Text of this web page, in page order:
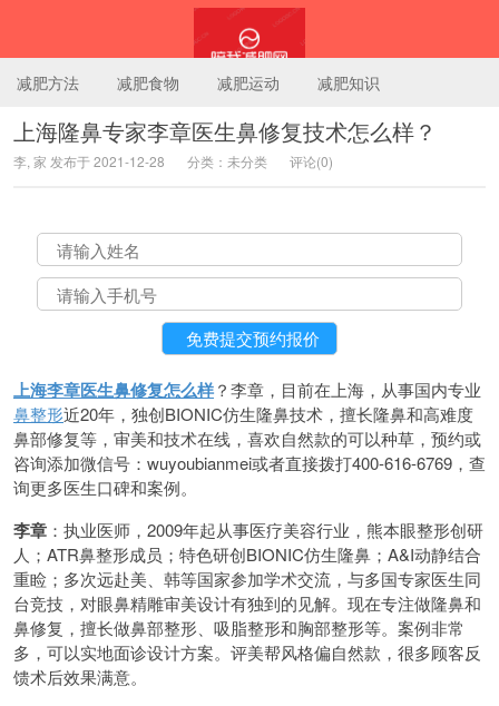
陪我减肥网
减肥方法 减肥食物 减肥运动 减肥知识
上海隆鼻专家李章医生鼻修复技术怎么样？
李, 家 发布于 2021-12-28 分类：未分类 评论(0)
上海李章医生鼻修复怎么样？李章，目前在上海，从事国内专业
鼻整形近20年，独创BIONIC仿生隆鼻技术，擅长隆鼻和高难度
鼻部修复等，审美和技术在线，喜欢自然款的可以种草，预约或
咨询添加微信号：wuyoubianmei或者直接拨打400-616-6769，查
询更多医生口碑和案例。
李章 ：执业医师，2009年起从事医疗美容行业，熊本眼整形创研
人；ATR鼻整形成员；特色研创BIONIC仿生隆鼻；A&I动静结合
重睑；多次远赴美、韩等国家参加学术交流，与多国专家医生同
台竞技，对眼鼻精雕审美设计有独到的见解。现在专注做隆鼻和
鼻修复，擅长做鼻部整形、吸脂整形和胸部整形等。案例非常
多，可以实地面诊设计方案。评美帮风格偏自然款，很多顾客反
馈术后效果满意。